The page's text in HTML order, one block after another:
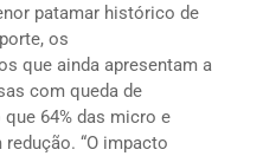
patamar histórico de
os
que ainda apresentam a
com queda de
64% das micro e
“O impacto